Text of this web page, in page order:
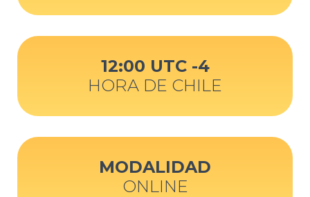
12:00 UTC -4
HORA DE CHILE
MODALIDAD
ONLINE